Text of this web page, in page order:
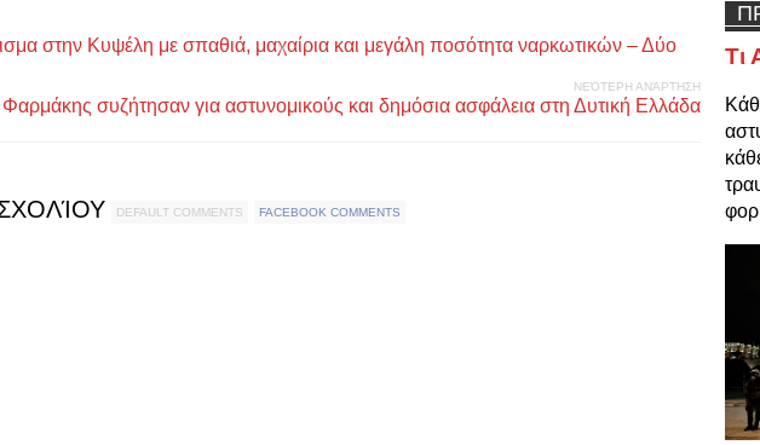
στην Κυψέλη με σπαθιά, μαχαίρια και μεγάλη ποσότητα ναρκωτικών – Δύο
ΝΕΌΤΕΡΗ ΑΝΆΡΤΗΣΗ
συζήτησαν για αστυνομικούς και δημόσια ασφάλεια στη Δυτική Ελλάδα
DEFAULT COMMENTS FACEBOOK COMMENTS
Τι